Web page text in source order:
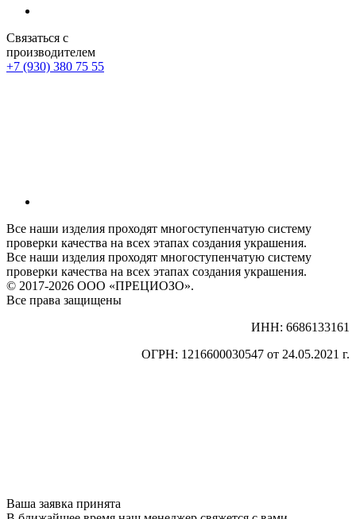
Связаться с
производителем
+7 (930) 380 75 55
Все наши изделия проходят многоступенчатую систему
проверки качества на всех этапах создания украшения.
Все наши изделия проходят многоступенчатую систему
проверки качества на всех этапах создания украшения.
© 2017-2026 ООО «ПРЕЦИОЗО».
Все права защищены
ИНН: 6686133161
ОГРН: 1216600030547 от 24.05.2021 г.
Ваша заявка принята